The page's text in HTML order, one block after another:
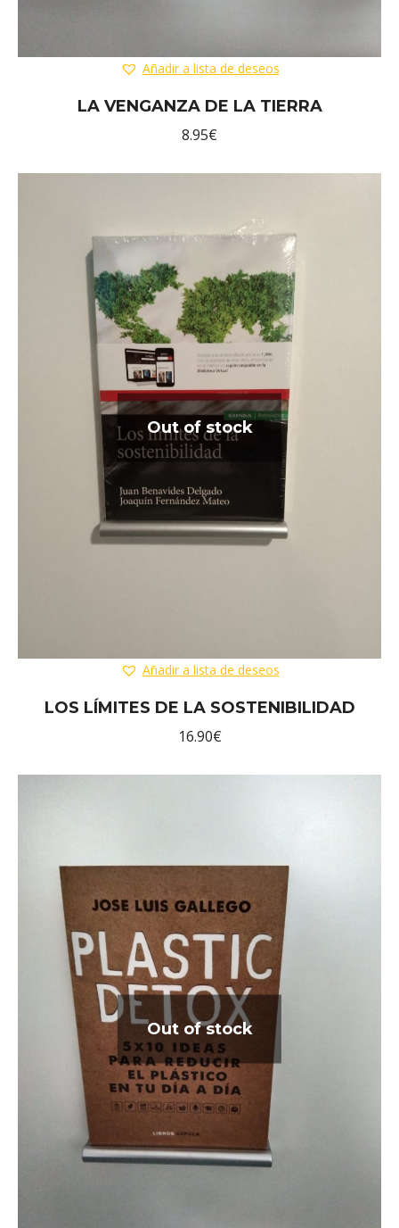
Añadir a lista de deseos
LA VENGANZA DE LA TIERRA
8.95€
Out of stock
Añadir a lista de deseos
LOS LÍMITES DE LA SOSTENIBILIDAD
16.90€
Out of stock